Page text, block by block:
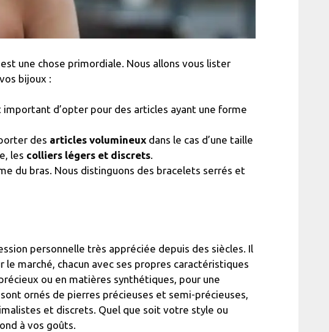
une chose primordiale. Nous allons vous lister
bijoux :
important d’opter pour des articles ayant une forme
des articles volumineux dans le cas d’une taille
les colliers légers et discrets.
du bras. Nous distinguons des bracelets serrés et
personnelle très appréciée depuis des siècles. Il
marché, chacun avec ses propres caractéristiques
ou en matières synthétiques, pour une
ornés de pierres précieuses et semi-précieuses,
et discrets. Quel que soit votre style ou
à vos goûts.